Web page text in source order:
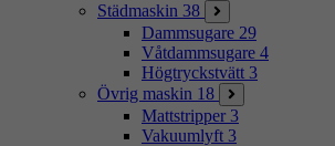
Städmaskin 38
Dammsugare 29
Våtdammsugare 4
Högtryckstvätt 3
Övrig maskin 18
Mattstripper 3
Vakuumlyft 3